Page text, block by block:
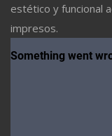
estético y funcional
impresos.